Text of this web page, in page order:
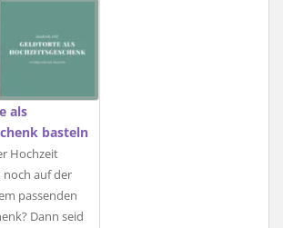
als
basteln
Hochzeit
noch auf der
passenden
Dann seid